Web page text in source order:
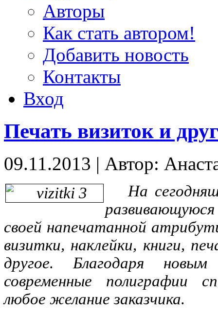
Авторы
Как стать автором!
Добавить новость
Контакты
Вход
Печать визиток и
09.11.2013 | Автор:
На
своей напечатанной
визитки, наклейки, книги,
другое. Благодаря
современные полиграфии
любое желание заказчика.